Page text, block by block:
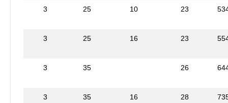
3 25 10 23
3 25 16 23
3 35 26
3 35 16 28